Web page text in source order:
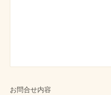
お問合せ内容